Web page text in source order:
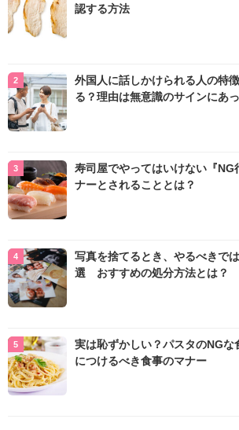
認する方法
外国人に話しかけられる人の特
る？理由は無意識のサインにあっ
寿司屋でやってはいけない『
ナーとされることとは？
写真を捨てるとき、やるべきで
選 おすすめの処分方法とは？
実は恥ずかしい？パスタのNGな
につけるべき食事のマナー